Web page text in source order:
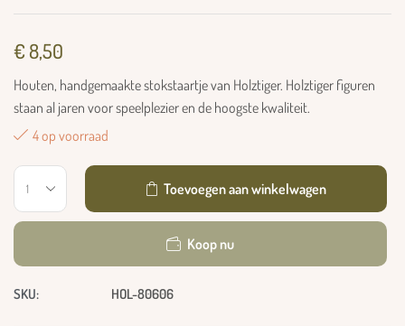
€ 8,50
Houten, handgemaakte stokstaartje van Holztiger. Holztiger figuren
staan ​​al jaren voor speelplezier en de hoogste kwaliteit.
4 op voorraad
Toevoegen aan winkelwagen
Koop nu
SKU: HOL-80606